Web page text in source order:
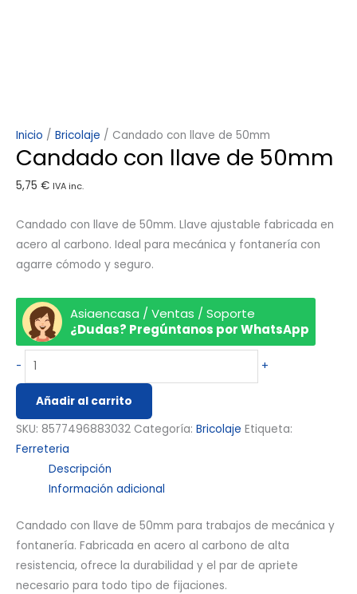
Inicio / Bricolaje / Candado con llave de 50mm
Candado con llave de 50mm
5,75 € IVA inc.
Candado con llave de 50mm. Llave ajustable fabricada en
acero al carbono. Ideal para mecánica y fontanería con
agarre cómodo y seguro.
Asiaencasa / Ventas / Soporte
¿Dudas? Pregúntanos por WhatsApp
- +
Añadir al carrito
SKU: 8577496883032 Categoría: Bricolaje Etiqueta:
Ferreteria
Descripción
Información adicional
Candado con llave de 50mm para trabajos de mecánica y
fontanería. Fabricada en acero al carbono de alta
resistencia, ofrece la durabilidad y el par de apriete
necesario para todo tipo de fijaciones.